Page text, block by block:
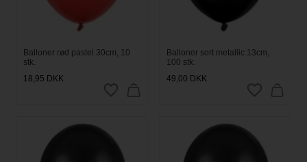
Balloner rød pastel 30cm, 10
stk.
18,95 DKK
Balloner sort metallic 13cm,
100 stk.
49,00 DKK